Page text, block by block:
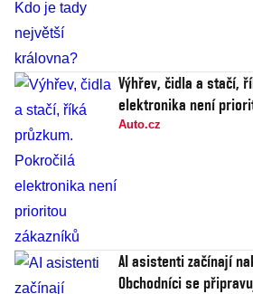
Výhřev, čidla a stačí,
elektronika není
Auto.cz
AI asistenti začínají
Obchodníci se